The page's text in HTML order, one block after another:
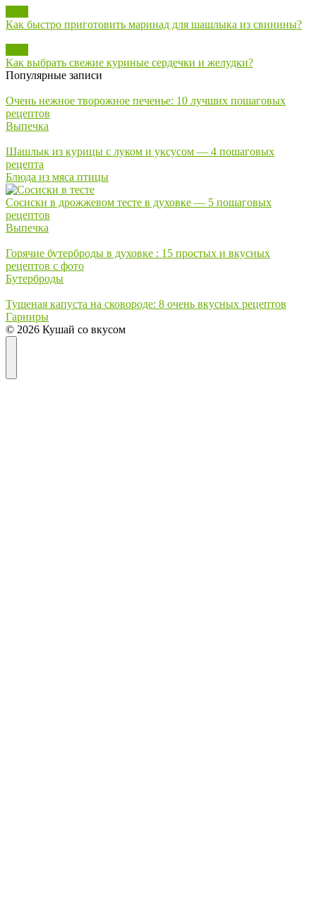
Как быстро приготовить маринад для шашлыка из свинины?
Как выбрать свежие куриные сердечки и желудки?
Популярные записи
Очень нежное творожное печенье: 10 лучших пошаговых
рецептов
Выпечка
Шашлык из курицы с луком и уксусом — 4 пошаговых
рецепта
Блюда из мяса птицы
Сосиски в дрожжевом тесте в духовке — 5 пошаговых
рецептов
Выпечка
Горячие бутерброды в духовке : 15 простых и вкусных
рецептов с фото
Бутерброды
Тушеная капуста на сковороде: 8 очень вкусных рецептов
Гарниры
© 2026 Кушай со вкусом